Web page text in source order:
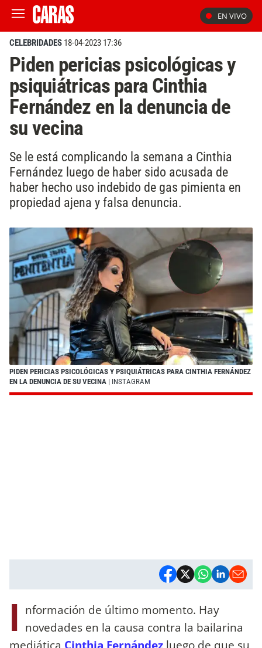
EN VIVO
CELEBRIDADES 18-04-2023 17:36
Piden pericias psicológicas y
psiquiátricas para Cinthia
Fernández en la denuncia de
su vecina
Se le está complicando la semana a Cinthia
Fernández luego de haber sido acusada de
haber hecho uso indebido de gas pimienta en
propiedad ajena y falsa denuncia.
PIDEN PERICIAS PSICOLÓGICAS Y PSIQUIÁTRICAS PARA CINTHIA FERNÁNDEZ
EN LA DENUNCIA DE SU VECINA | INSTAGRAM
I nformación de último momento. Hay
novedades en la causa contra la bailarina
mediática Cinthia Fernández luego de que su